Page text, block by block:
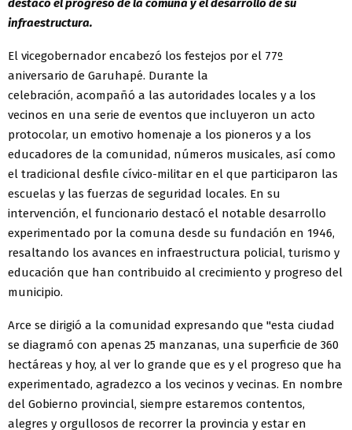
destacó el progreso de la comuna y el desarrollo de su
infraestructura.
El vicegobernador encabezó los festejos por el 77º
aniversario de Garuhapé. Durante la
celebración, acompañó a las autoridades locales y a los
vecinos en una serie de eventos que incluyeron un acto
protocolar, un emotivo homenaje a los pioneros y a los
educadores de la comunidad, números musicales, así como
el tradicional desfile cívico-militar en el que participaron las
escuelas y las fuerzas de seguridad locales. En su
intervención, el funcionario destacó el notable desarrollo
experimentado por la comuna desde su fundación en 1946,
resaltando los avances en infraestructura policial, turismo y
educación que han contribuido al crecimiento y progreso del
municipio.
Arce se dirigió a la comunidad expresando que "esta ciudad
se diagramó con apenas 25 manzanas, una superficie de 360
hectáreas y hoy, al ver lo grande que es y el progreso que ha
experimentado, agradezco a los vecinos y vecinas. En nombre
del Gobierno provincial, siempre estaremos contentos,
alegres y orgullosos de recorrer la provincia y estar en